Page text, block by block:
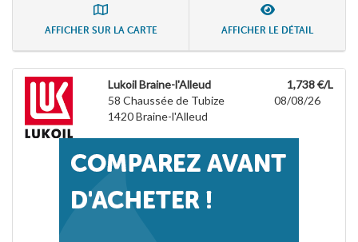
AFFICHER SUR LA CARTE AFFICHER LE DÉTAIL
Lukoil Braine-l'Alleud
58 Chaussée de Tubize
1420Braine-l'Alleud
1,738 €/L
08/08/26